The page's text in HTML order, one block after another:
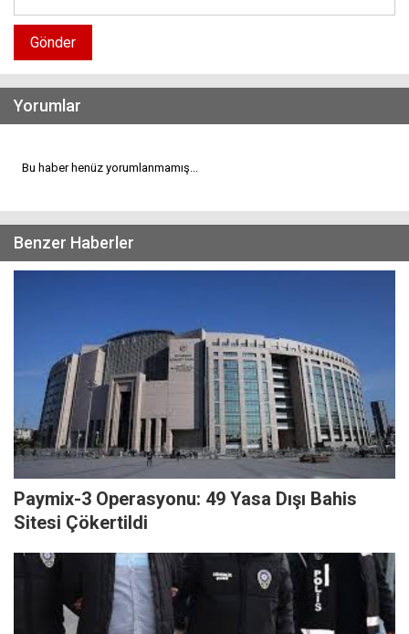
Gönder
Yorumlar
Bu haber henüz yorumlanmamış...
Benzer Haberler
Paymix-3 Operasyonu: 49 Yasa Dışı Bahis
Sitesi Çökertildi